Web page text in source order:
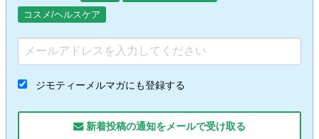
コスメ/ヘルスケア
ジモティーメルマガにも登録する
新着投稿の通知をメールで受け取る